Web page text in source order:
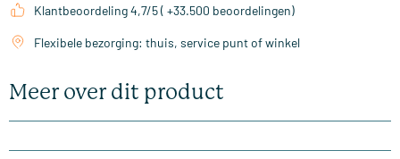
Klantbeoordeling 4,7/5 ( +33.500 beoordelingen)
Flexibele bezorging: thuis, service punt of winkel
Meer over dit product